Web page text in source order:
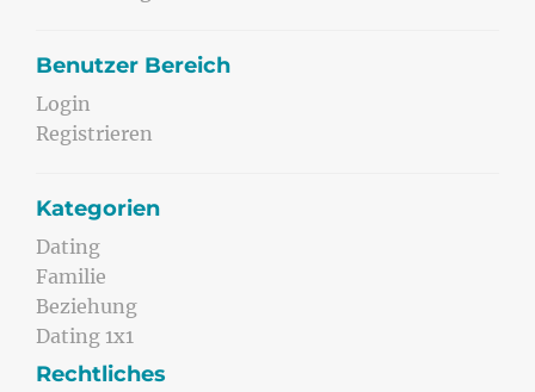
Benutzer Bereich
Login
Registrieren
Kategorien
Dating
Familie
Beziehung
Dating 1x1
Rechtliches